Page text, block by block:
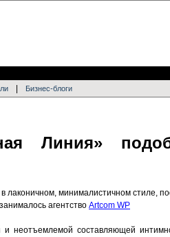
Бизнес-блоги
Линия»
минималистичном стиле,
агентство Artcom WP
неотъемлемой составляющей